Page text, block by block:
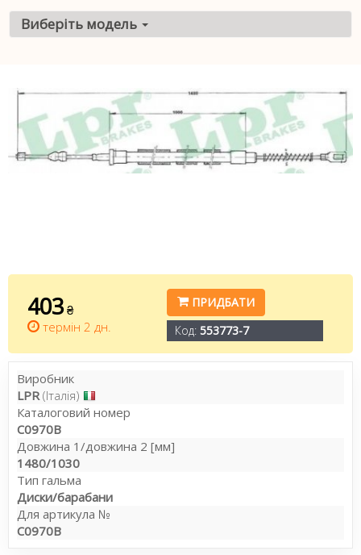
Виберіть модель
403 ₴
термін 2 дн.
ПРИДБАТИ
Код: 553773-7
Виробник
LPR (Італія)
Каталоговий номер
C0970B
Довжина 1/довжина 2 [мм]
1480/1030
Тип гальма
Диски/барабани
Для артикула №
C0970B